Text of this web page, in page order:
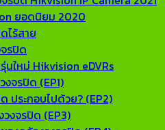
ยอดนิยม 2020
ไร้สาย
รปิด
นใหม่ Hikvision eDVRs
งจรปิด (EP1)
ประกอบไปด้วย? (EP2)
วงจรปิด (EP3)